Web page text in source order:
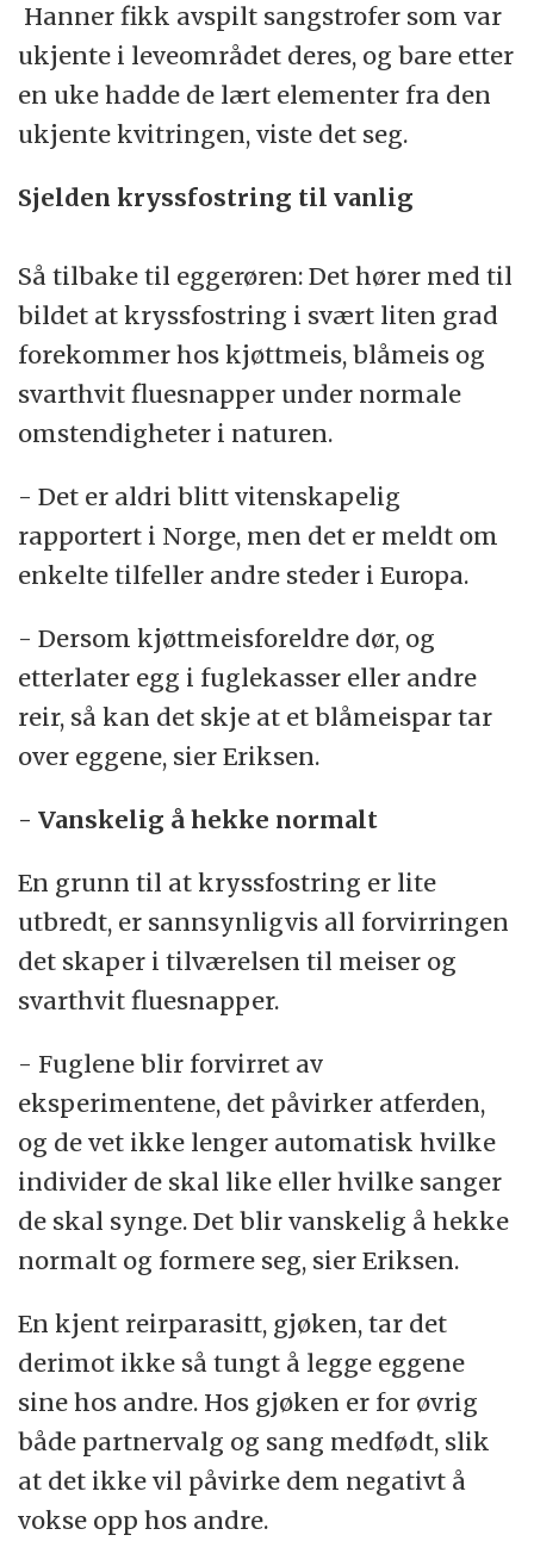
Hanner fikk avspilt sangstrofer som var
ukjente i leveområdet deres, og bare etter
en uke hadde de lært elementer fra den
ukjente kvitringen, viste det seg.
Sjelden kryssfostring til vanlig
Så tilbake til eggerøren: Det hører med til
bildet at kryssfostring i svært liten grad
forekommer hos kjøttmeis, blåmeis og
svarthvit fluesnapper under normale
omstendigheter i naturen.
- Det er aldri blitt vitenskapelig
rapportert i Norge, men det er meldt om
enkelte tilfeller andre steder i Europa.
- Dersom kjøttmeisforeldre dør, og
etterlater egg i fuglekasser eller andre
reir, så kan det skje at et blåmeispar tar
over eggene, sier Eriksen.
- Vanskelig å hekke normalt
En grunn til at kryssfostring er lite
utbredt, er sannsynligvis all forvirringen
det skaper i tilværelsen til meiser og
svarthvit fluesnapper.
- Fuglene blir forvirret av
eksperimentene, det påvirker atferden,
og de vet ikke lenger automatisk hvilke
individer de skal like eller hvilke sanger
de skal synge. Det blir vanskelig å hekke
normalt og formere seg, sier Eriksen.
En kjent reirparasitt, gjøken, tar det
derimot ikke så tungt å legge eggene
sine hos andre. Hos gjøken er for øvrig
både partnervalg og sang medfødt, slik
at det ikke vil påvirke dem negativt å
vokse opp hos andre.